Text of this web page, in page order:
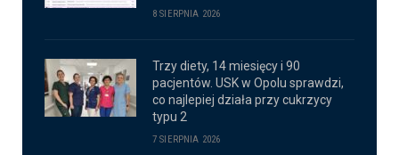
8 SIERPNIA 2026
Trzy diety, 14 miesięcy i 90
pacjentów. USK w Opolu sprawdzi,
co najlepiej działa przy cukrzycy
typu 2
7 SIERPNIA 2026